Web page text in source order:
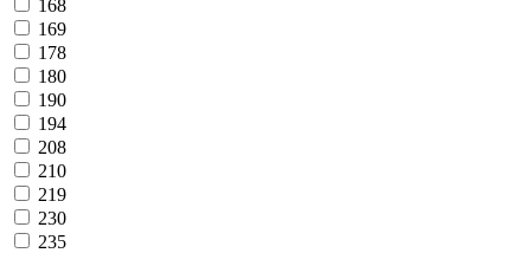
168
169
178
180
190
194
208
210
219
230
235